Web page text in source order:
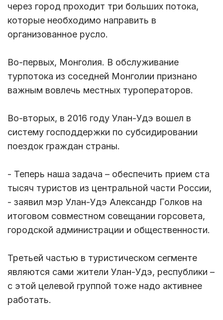
через город проходит три больших потока,
которые необходимо направить в
организованное русло.
Во-первых, Монголия. В обслуживание
турпотока из соседней Монголии признано
важным вовлечь местных туроператоров.
Во-вторых, в 2016 году Улан-Удэ вошел в
систему господдержки по субсидировании
поездок граждан страны.
- Теперь наша задача – обеспечить прием ста
тысяч туристов из центральной части России,
- заявил мэр Улан-Удэ Александр Голков на
итоговом совместном совещании горсовета,
городской администрации и общественности.
Третьей частью в туристическом сегменте
являются сами жители Улан-Удэ, республики –
с этой целевой группой тоже надо активнее
работать.